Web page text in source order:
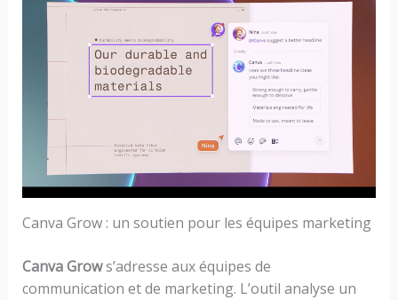
Canva Grow : un soutien pour les équipes marketing
Canva Grows’adresse aux équipes de
communication et de marketing. L’outil analyse un